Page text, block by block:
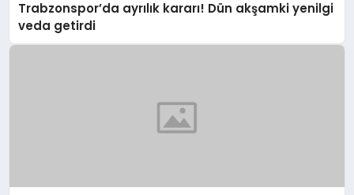
Trabzonspor’da ayrılık kararı! Dün akşamki yenilgi
veda getirdi